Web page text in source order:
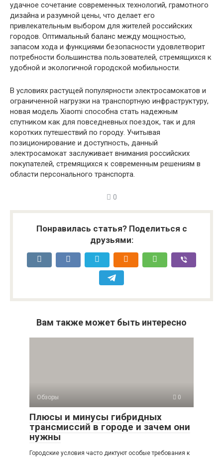
удачное сочетание современных технологий, грамотного
дизайна и разумной цены, что делает его
привлекательным выбором для жителей российских
городов. Оптимальный баланс между мощностью,
запасом хода и функциями безопасности удовлетворит
потребности большинства пользователей, стремящихся к
удобной и экологичной городской мобильности.
В условиях растущей популярности электросамокатов и
ограниченной нагрузки на транспортную инфраструктуру,
новая модель Xiaomi способна стать надежным
спутником как для повседневных поездок, так и для
коротких путешествий по городу. Учитывая
позиционирование и доступность, данный
электросамокат заслуживает внимания российских
покупателей, стремящихся к современным решениям в
области персонального транспорта.
0
Понравилась статья? Поделиться с
друзьями:
Вам также может быть интересно
Обзоры 0
Плюсы и минусы гибридных
трансмиссий в городе и зачем они
нужны
Городские условия часто диктуют особые требования к